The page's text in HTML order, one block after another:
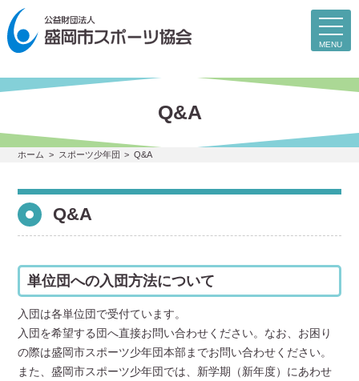
MENU
Q&A
ホーム スポーツ少年団 Q&A
Q&A
単位団への入団方法について
入団は各単位団で受付ています。
入団を希望する団へ直接お問い合わせください。なお、お困り
の際は盛岡市スポーツ少年団本部までお問い合わせください。
また、盛岡市スポーツ少年団では、新学期（新年度）にあわせ